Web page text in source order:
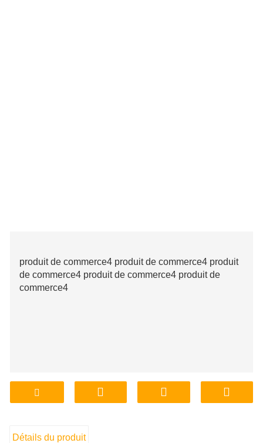
produit de commerce4 produit de commerce4 produit
de commerce4 produit de commerce4 produit de
commerce4
Détails du produit